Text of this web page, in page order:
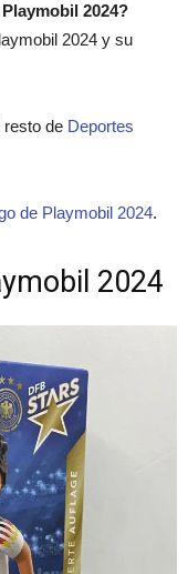
2024?
2024 y su
resto de Deportes
de Playmobil 2024.
2024